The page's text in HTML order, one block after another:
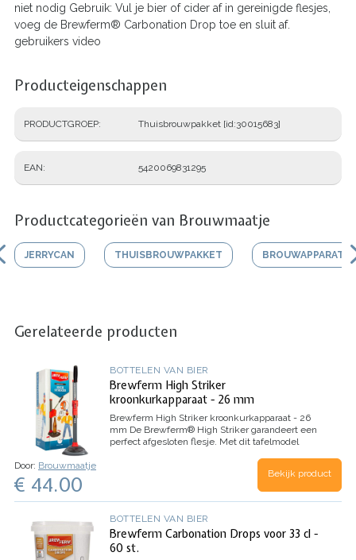
niet nodig Gebruik: Vul je bier of cider af in gereinigde flesjes,
voeg de Brewferm® Carbonation Drop toe en sluit af.
gebruikers video
Producteigenschappen
PRODUCTGROEP Thuisbrouwpakket [id:30015683]
EAN 5420069831295
Productcategorieën van Brouwmaatje
JERRYCAN THUISBROUWPAKKET
Gerelateerde producten
BOTTELEN VAN BIER
Brewferm High Striker
kroonkurkapparaat - 26 mm
Brewferm High Striker kroonkurkapparaat - 26
mm De Brewferm® High Striker garandeert een
perfect afgesloten flesje. Met dit tafelmodel
ergonomische manier. De High Striker blinkt uit
Door: Brouwmaatje
€ 44.00 Bekijk product
BOTTELEN VAN BIER
Brewferm Carbonation Drops voor 33 cl -
60 st.